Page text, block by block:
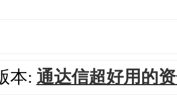
本: 通达信超好用的